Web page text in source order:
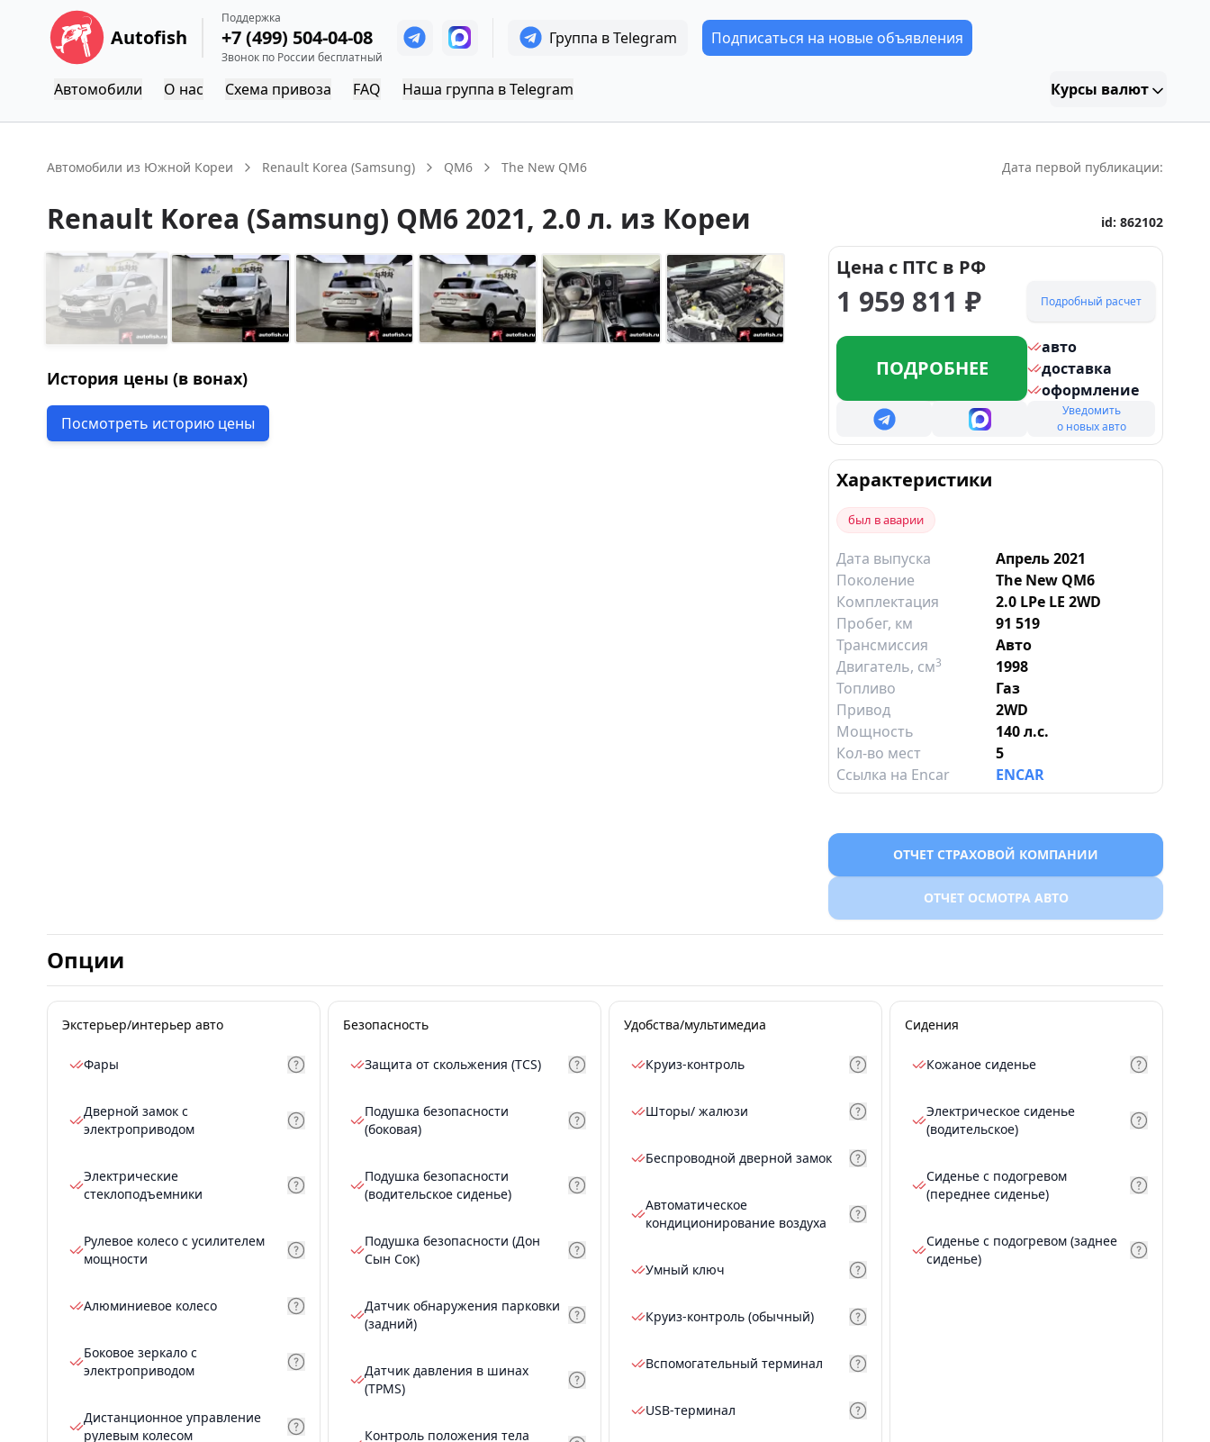
Autofish
Поддержка
+7 (499) 504-04-08
Звонок по России бесплатный
Группа в Telegram Подписаться на новые объявления
Автомобили О нас Схема привоза FAQ Наша группа в Telegram Курсы валют
Автомобили из Южной Кореи Renault Korea (Samsung) QM6 The New QM6 Дата первой публикации:
Renault Korea (Samsung) QM6 2021, 2.0 л. из Кореи id: 862102
История цены (в вонах)
Посмотреть историю цены
Цена с ПТС в РФ
1 959 811 ₽ Подробный расчет
ПОДРОБНЕЕ
авто
доставка
оформление
Уведомить
о новых авто
Характеристики
был в аварии
Дата выпуска
Апрель 2021
Поколение
The New QM6
Комплектация
2.0 LPe LE 2WD
Пробег, км
91 519
Трансмиссия
Авто
Двигатель, см3
1998
Топливо
Газ
Привод
2WD
Мощность
140 л.с.
Кол-во мест
5
Ссылка на Encar
ENCAR
ОТЧЕТ СТРАХОВОЙ КОМПАНИИ
ОТЧЕТ ОСМОТРА АВТО
Опции
Экстерьер/интерьер авто
Фары
Дверной замок с
электроприводом
Электрические
стеклоподъемники
Рулевое колесо с усилителем
мощности
Алюминиевое колесо
Боковое зеркало с
электроприводом
Дистанционное управление
рулевым колесом
Безопасность
Защита от скольжения (TCS)
Подушка безопасности
(боковая)
Подушка безопасности
(водительское сиденье)
Подушка безопасности (Дон
Сын Сок)
Датчик обнаружения парковки
(задний)
Датчик давления в шинах
(TPMS)
Контроль положения тела
Удобства/мультимедиа
Круиз-контроль
Шторы/ жалюзи
Беспроводной дверной замок
Автоматическое
кондиционирование воздуха
Умный ключ
Круиз-контроль (обычный)
Вспомогательный терминал
USB-терминал
Сидения
Кожаное сиденье
Электрическое сиденье
(водительское)
Сиденье с подогревом
(переднее сиденье)
Сиденье с подогревом (заднее
сиденье)